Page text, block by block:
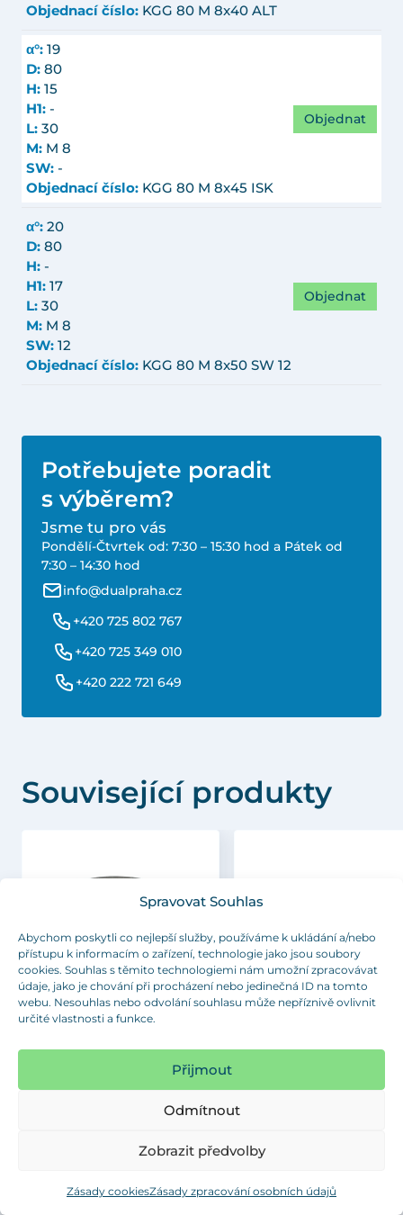
Spravovat Souhlas
Abychom poskytli co nejlepší služby, používáme k ukládání a/nebo
přístupu k informacím o zařízení, technologie jako jsou soubory
cookies. Souhlas s těmito technologiemi nám umožní zpracovávat
údaje, jako je chování při procházení nebo jedinečná ID na tomto
webu. Nesouhlas nebo odvolání souhlasu může nepříznivě ovlivnit
určité vlastnosti a funkce.
Přijmout
Odmítnout
Zobrazit předvolby
Zásady cookiesZásady zpracování osobních údajů
Objednací číslo: KGG 80 M 8x40 ALT
α°: 19
D: 80
H: 15
H1: -
L: 30
M: M 8
SW: -
Objednací číslo: KGG 80 M 8x45 ISK
Objednat
α°: 20
D: 80
H: -
H1: 17
L: 30
M: M 8
SW: 12
Objednací číslo: KGG 80 M 8x50 SW 12
Objednat
Potřebujete poradit
s výběrem?
Jsme tu pro vás
Pondělí-Čtvrtek od: 7:30 – 15:30 hod a Pátek od
7:30 – 14:30 hod
info@dualpraha.cz
+420 725 802 767
+420 725 349 010
+420 222 721 649
Související produkty
Záslepka kruhová – hlava rovná Záslepka čtvercová – hlava